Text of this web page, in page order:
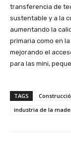
transferencia de
sustentable y a la
aumentando la
primaria como en
mejorando el
para las mini,
TAGS
industria de la